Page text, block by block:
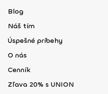
Blog
Náš tím
Úspešné príbehy
O nás
Cenník
Zľava 20% s UNION